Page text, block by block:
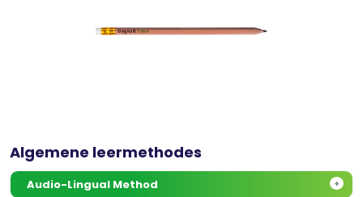
Algemene leermethodes
Audio-Lingual Method +